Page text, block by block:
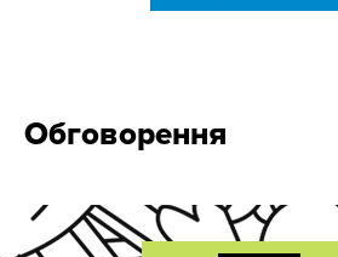
Обговорення